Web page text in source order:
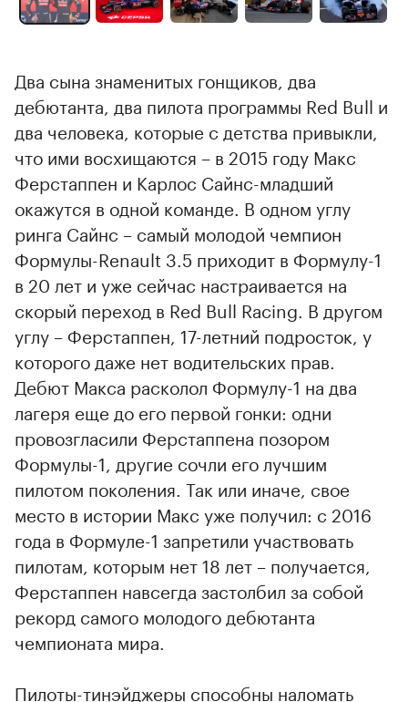
Два сына знаменитых гонщиков, два
дебютанта, два пилота программы Red Bull и
два человека, которые с детства привыкли,
что ими восхищаются – в 2015 году Макс
Ферстаппен и Карлос Сайнс-младший
окажутся в одной команде. В одном углу
ринга Сайнс – самый молодой чемпион
Формулы-Renault 3.5 приходит в Формулу-1
в 20 лет и уже сейчас настраивается на
скорый переход в Red Bull Racing. В другом
углу – Ферстаппен, 17-летний подросток, у
которого даже нет водительских прав.
Дебют Макса расколол Формулу-1 на два
лагеря еще до его первой гонки: одни
провозгласили Ферстаппена позором
Формулы-1, другие сочли его лучшим
пилотом поколения. Так или иначе, свое
место в истории Макс уже получил: с 2016
года в Формуле-1 запретили участвовать
пилотам, которым нет 18 лет – получается,
Ферстаппен навсегда застолбил за собой
рекорд самого молодого дебютанта
чемпионата мира.
Пилоты-тинэйджеры способны наломать